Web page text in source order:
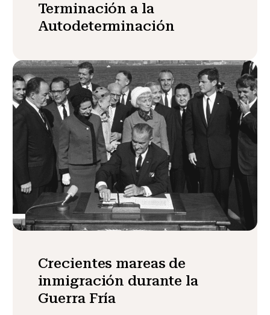
Terminación a la
Autodeterminación
Crecientes mareas de
inmigración durante la
Guerra Fría